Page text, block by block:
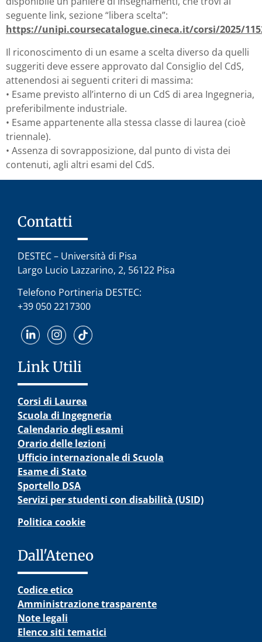
seguente link, sezione “libera scelta”:
https://unipi.coursecatalogue.cineca.it/corsi/2025/
Il riconoscimento di un esame a scelta diverso da quelli
suggeriti deve essere approvato dal Consiglio del CdS,
attenendosi ai seguenti criteri di massima:
• Esame previsto all’interno di un CdS di area Ingegneria,
preferibilmente industriale.
• Esame appartenente alla stessa classe di laurea (cioè
triennale).
• Assenza di sovrapposizione, dal punto di vista dei
contenuti, agli altri esami del CdS.
Contatti
DESTEC – Università di Pisa
Largo Lucio Lazzarino, 2, 56122 Pisa
Telefono Portineria DESTEC:
+39 050 2217300
Link Utili
Corsi di Laurea
Scuola di Ingegneria
Calendario degli esami
Orario delle lezioni
Ufficio internazionale di Scuola
Esame di Stato
Sportello DSA
Servizi per studenti con disabilità (USID)
Politica cookie
Dall'Ateneo
Codice etico
Amministrazione trasparente
Note legali
Elenco siti tematici